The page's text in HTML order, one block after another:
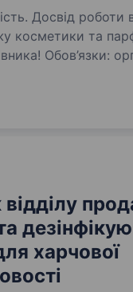
Досвід роботи
косметики та
організація
стратегій
відділу
харчової